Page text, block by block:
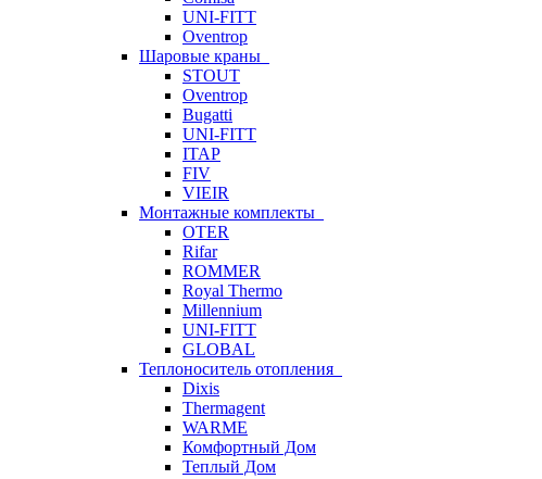
UNI-FITT
Oventrop
Шаровые краны
STOUT
Oventrop
Bugatti
UNI-FITT
ITAP
FIV
VIEIR
Монтажные комплекты
OTER
Rifar
ROMMER
Royal Thermo
Millennium
UNI-FITT
GLOBAL
Теплоноситель отопления
Dixis
Thermagent
WARME
Комфортный Дом
Теплый Дом